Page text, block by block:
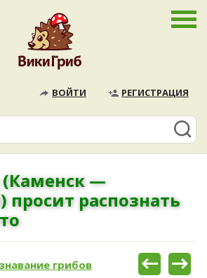
ВОЙТИ РЕГИСТРАЦИЯ
—
просит распознать
грибов